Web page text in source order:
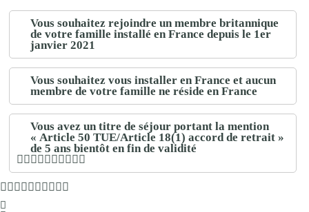
Vous souhaitez rejoindre un membre britannique
de votre famille installé en France depuis le 1er
janvier 2021
Vous souhaitez vous installer en France et aucun
membre de votre famille ne réside en France
Vous avez un titre de séjour portant la mention
« Article 50 TUE/Article 18(1) accord de retrait »
de 5 ans bientôt en fin de validité